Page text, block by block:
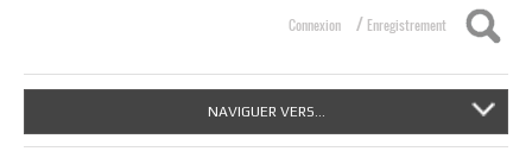
Connexion / Enregistrement
NAVIGUER VERS...